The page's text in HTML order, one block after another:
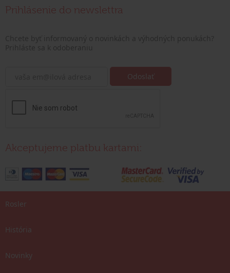
Prihlásenie do newslettra
Akceptujeme platbu kartami:
Rosler
História
Novinky